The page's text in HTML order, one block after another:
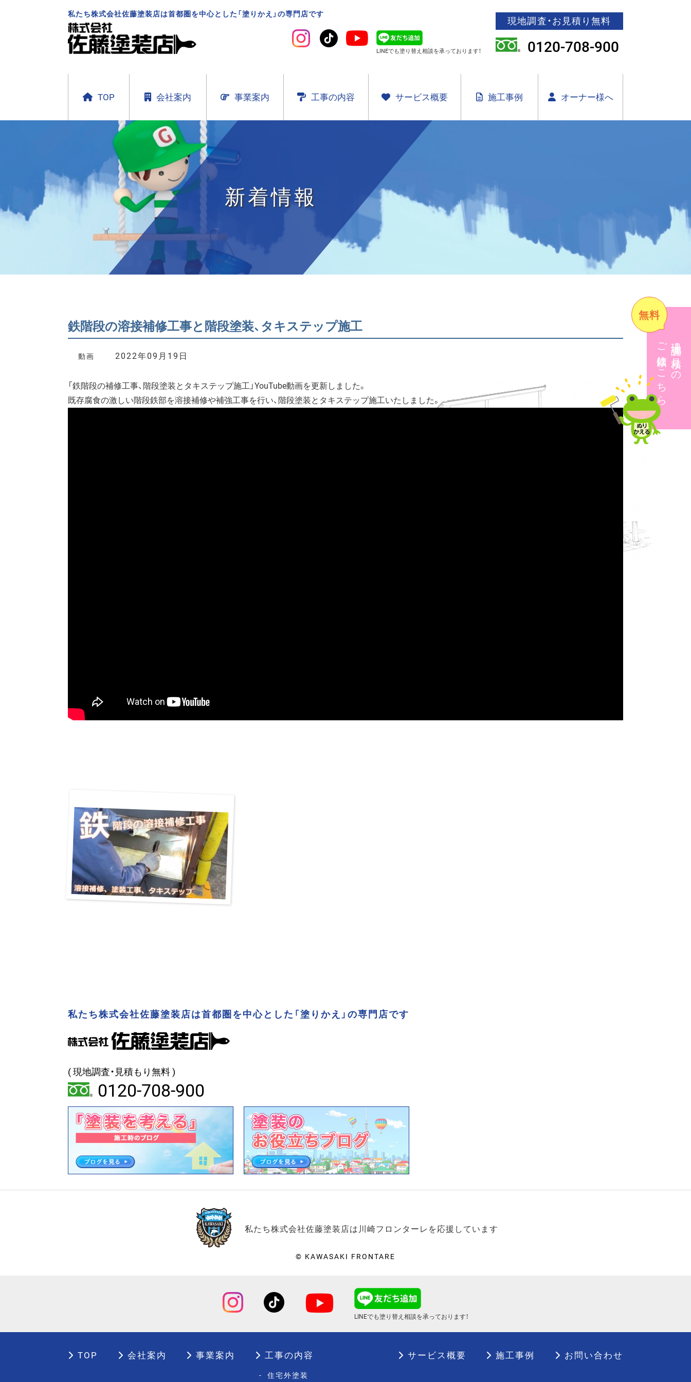
私たち株式会社佐藤塗装店は首都圏を中心とした「塗りかえ」の専門店です
LINEでも塗り替え相談を承っております！
現地調査・お見積り無料
0120-708-900
TOP 会社案内 事業案内 工事の内容 サービス概要 施工事例 オーナー様へ
現地調査・見積りの
ご依頼はこちら
無料
新着情報
鉄階段の溶接補修工事と階段塗装、タキステップ施工
動画 2022年09月19日
「鉄階段の補修工事、階段塗装とタキステップ施工」YouTube動画を更新しました。
既存腐食の激しい階段鉄部を溶接補修や補強工事を行い、階段塗装とタキステップ施工いたしました。
私たち株式会社佐藤塗装店は首都圏を中心とした「塗りかえ」の専門店です
( 現地調査・見積もり無料 )
0120-708-900
私たち株式会社佐藤塗装店は川崎フロンターレを応援しています
© KAWASAKI FRONTARE
LINEでも塗り替え相談を承っております！
TOP 会社案内 事業案内 工事の内容
- 住宅外塗装
サービス概要 施工事例 お問い合わせ